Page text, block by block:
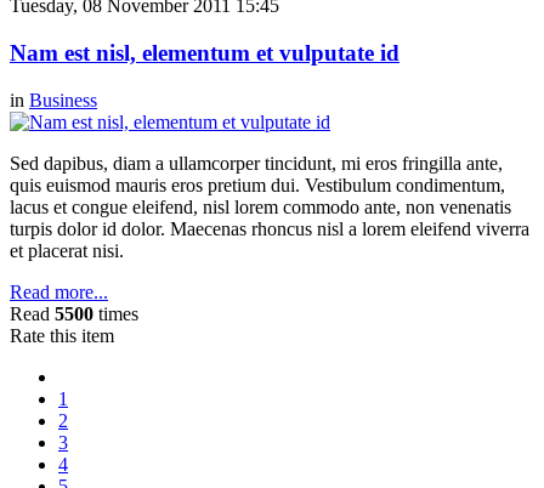
Tuesday, 08 November 2011 15:45
Nam est nisl, elementum et vulputate id
in Business
Sed dapibus, diam a ullamcorper tincidunt, mi eros fringilla ante,
quis euismod mauris eros pretium dui. Vestibulum condimentum,
lacus et congue eleifend, nisl lorem commodo ante, non venenatis
turpis dolor id dolor. Maecenas rhoncus nisl a lorem eleifend viverra
et placerat nisi.
Read more...
Read 5500 times
Rate this item
1
2
3
4